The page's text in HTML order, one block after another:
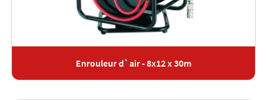
Enrouleur d`air - 8x12 x 30m